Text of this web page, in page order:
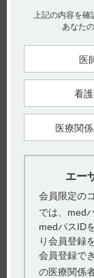
電子添文には、
があります。
11. 副作用
11.2 その他の副
及び国際共同第
し記載していま
適正使用ガイド
の情報がありま
●眼障害（網膜
（12.7%）、角
除く）があらわ
・本剤投与中は
てください。ま
医療機関を受診
・異常が認めら
を行ってくださ
■対処法
異常が認められ
中止してくださ
上記の内容を確
あなた
医
看
医療関
エー
会員限定の
では、med
medパスID
り会員登録
会員登録で
の医療関係